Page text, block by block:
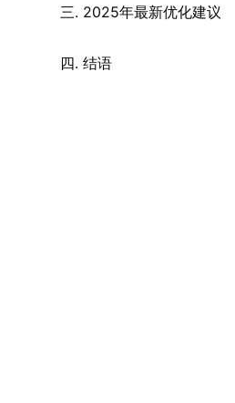
三. 2025年最新优化建议
四. 结语